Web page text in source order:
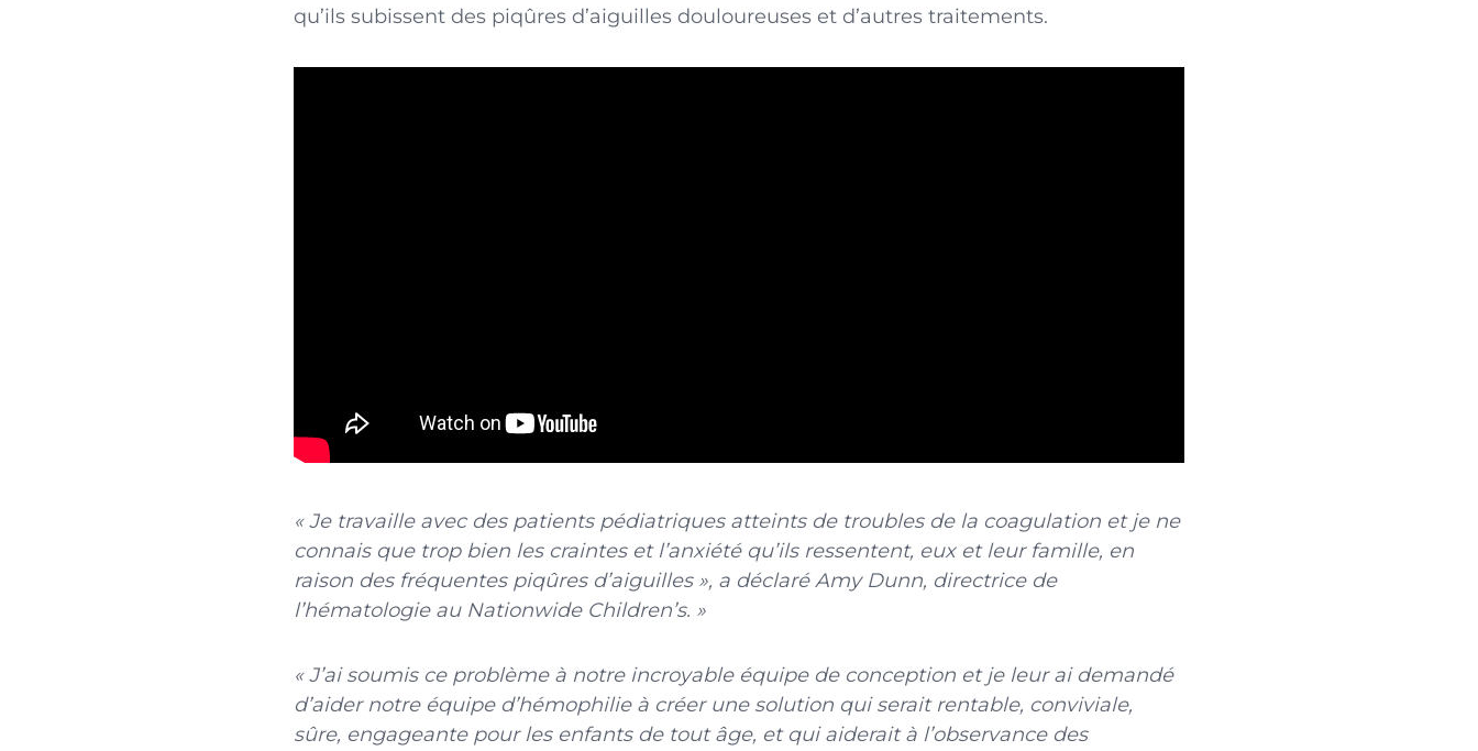
qu’ils subissent des piqûres d’aiguilles douloureuses et d’autres traitements.
« Je travaille avec des patients pédiatriques atteints de troubles de la coagulation et je ne
connais que trop bien les craintes et l’anxiété qu’ils ressentent, eux et leur famille, en
raison des fréquentes piqûres d’aiguilles », a déclaré Amy Dunn, directrice de
l’hématologie au Nationwide Children’s. »
« J’ai soumis ce problème à notre incroyable équipe de conception et je leur ai demandé
d’aider notre équipe d’hémophilie à créer une solution qui serait rentable, conviviale,
sûre, engageante pour les enfants de tout âge, et qui aiderait à l’observance des